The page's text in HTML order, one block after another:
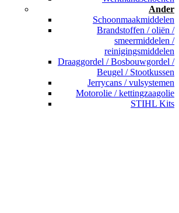
Ander
Schoonmaakmiddelen
Brandstoffen / oliën /
smeermiddelen /
reinigingsmiddelen
Draaggordel / Bosbouwgordel /
Beugel / Stootkussen
Jerrycans / vulsystemen
Motorolie / kettingzaagolie
STIHL Kits